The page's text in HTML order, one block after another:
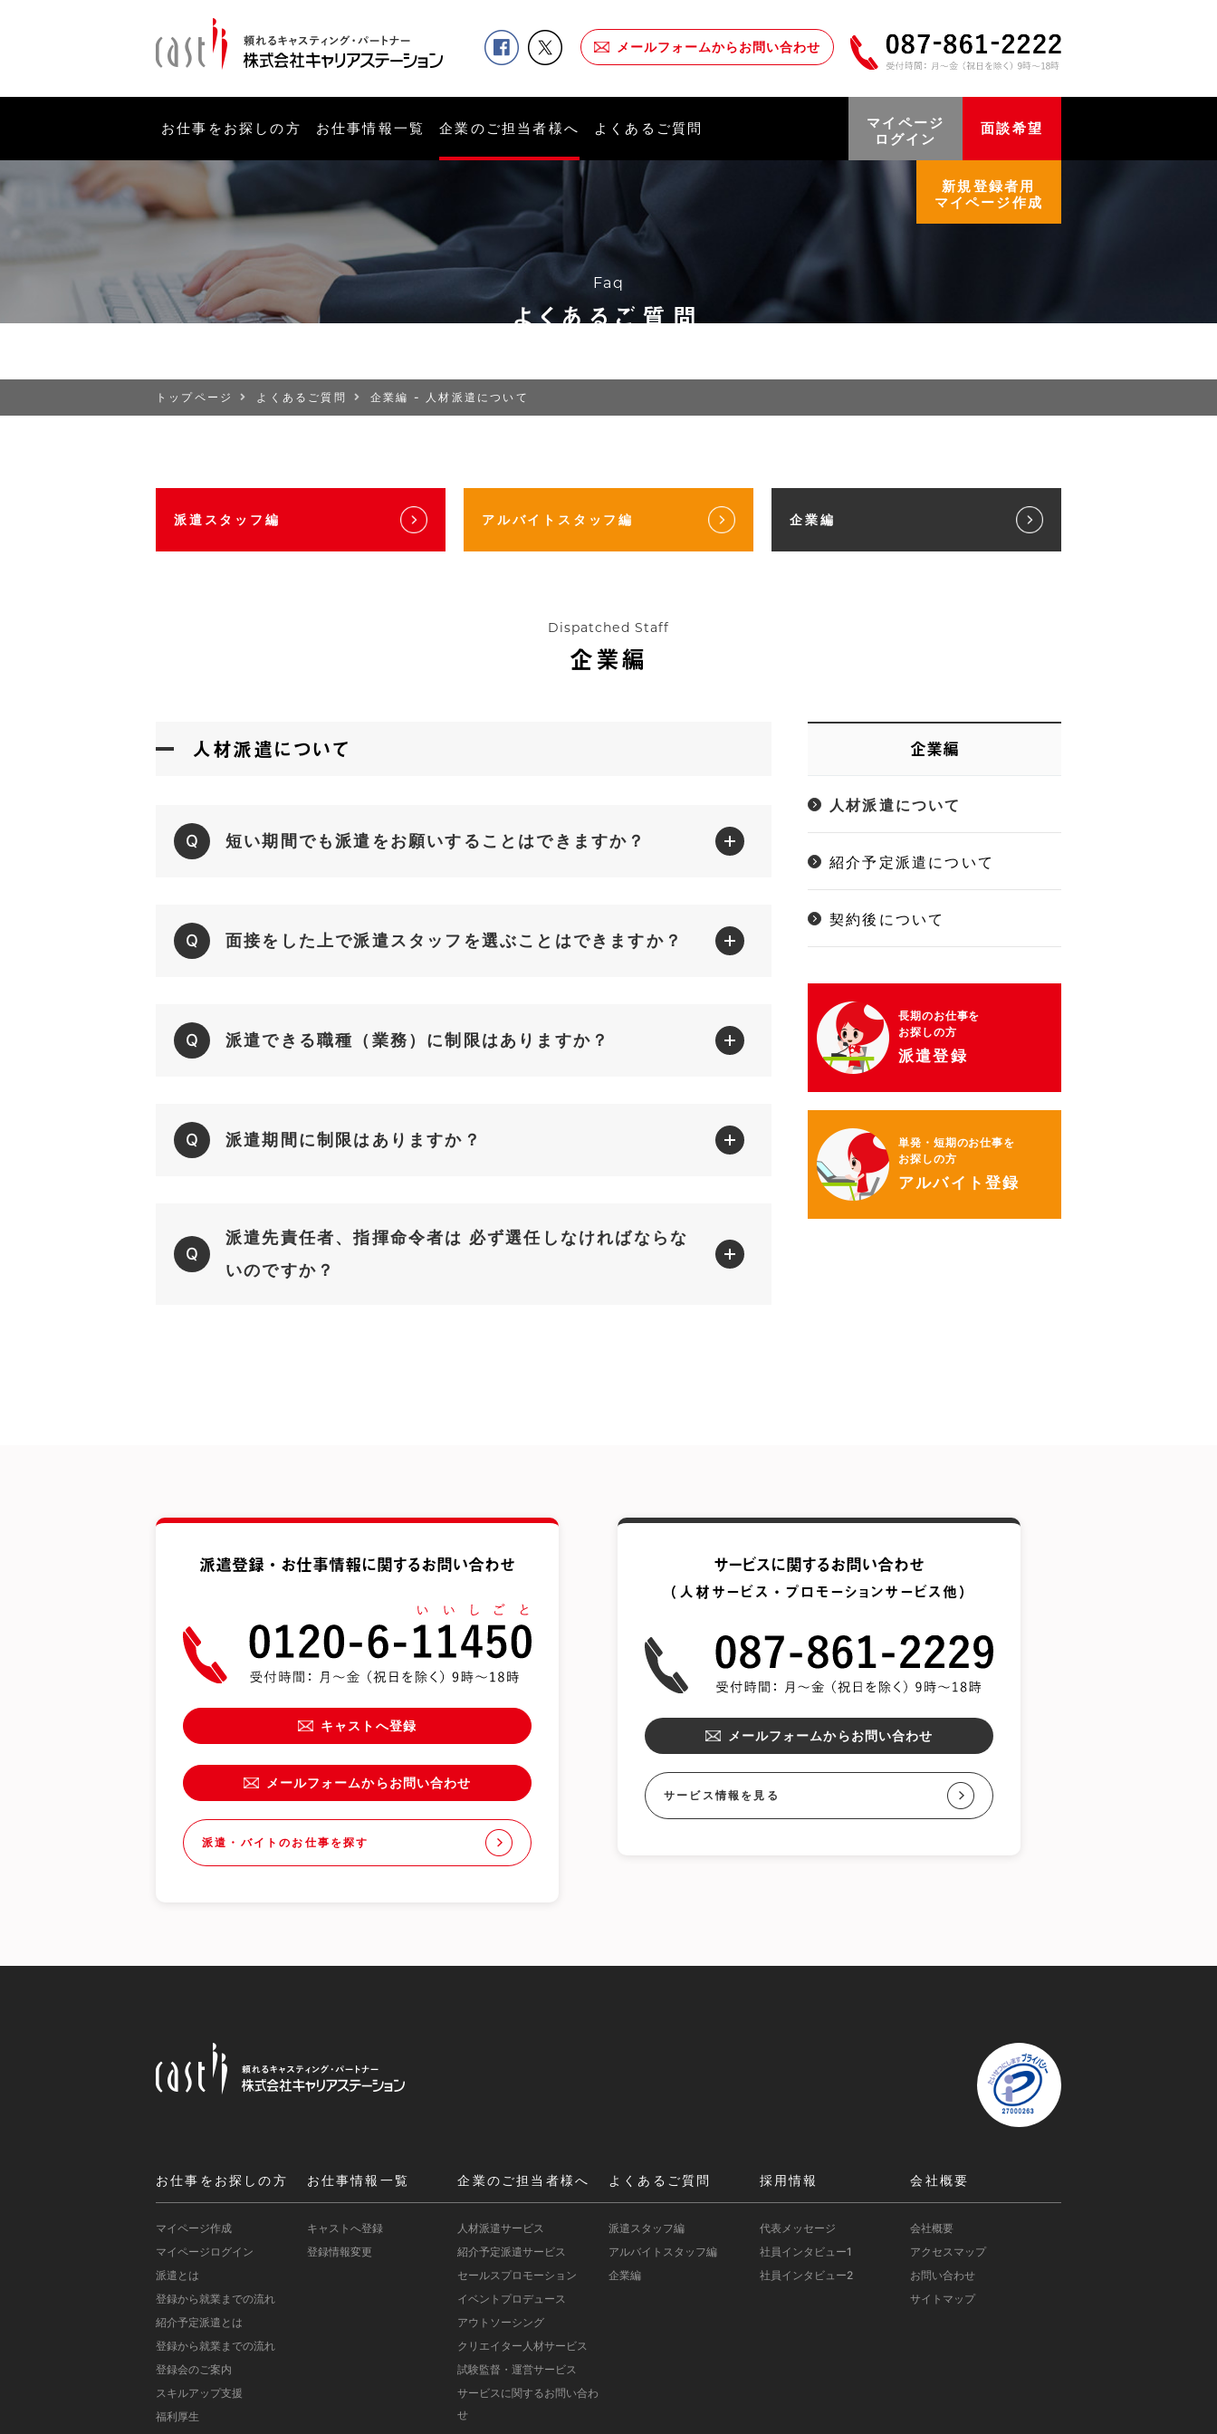
メールフォームからお問い合わせ
お仕事をお探しの方 お仕事情報一覧 企業のご担当者様へ よくあるご質問 面談希望
マイページ
ログイン
新規登録者用
マイページ作成
Faq
よくあるご質問
トップページ よくあるご質問 企業編 - 人材派遣について
派遣スタッフ編 アルバイトスタッフ編 企業編
Dispatched Staff
企業編
人材派遣について
Q 短い期間でも派遣をお願いすることはできますか？
Q 面接をした上で派遣スタッフを選ぶことはできますか？
Q 派遣できる職種（業務）に制限はありますか？
Q 派遣期間に制限はありますか？
Q
派遣先責任者、指揮命令者は 必ず選任しなければならな
いのですか？
企業編
人材派遣について
紹介予定派遣について
契約後について
長期のお仕事を
お探しの方
派遣登録
単発・短期のお仕事を
お探しの方
アルバイト登録
派遣登録・お仕事情報に関するお問い合わせ
キャストへ登録
メールフォームからお問い合わせ
派遣・バイトのお仕事を探す
サービスに関するお問い合わせ
（人材サービス・ プロモーションサービス他）
メールフォームからお問い合わせ
サービス情報を見る
お仕事をお探しの方
マイページ作成
マイページログイン
派遣とは
登録から就業までの流れ
紹介予定派遣とは
登録から就業までの流れ
登録会のご案内
スキルアップ支援
福利厚生
お仕事情報一覧
キャストへ登録
登録情報変更
企業のご担当者様へ
人材派遣サービス
紹介予定派遣サービス
セールスプロモーション
イベントプロデュース
アウトソーシング
クリエイター人材サービス
試験監督・運営サービス
サービスに関するお問い合わ
せ
よくあるご質問
派遣スタッフ編
アルバイトスタッフ編
企業編
採用情報
代表メッセージ
社員インタビュー1
社員インタビュー2
会社概要
会社概要
アクセスマップ
お問い合わせ
サイトマップ